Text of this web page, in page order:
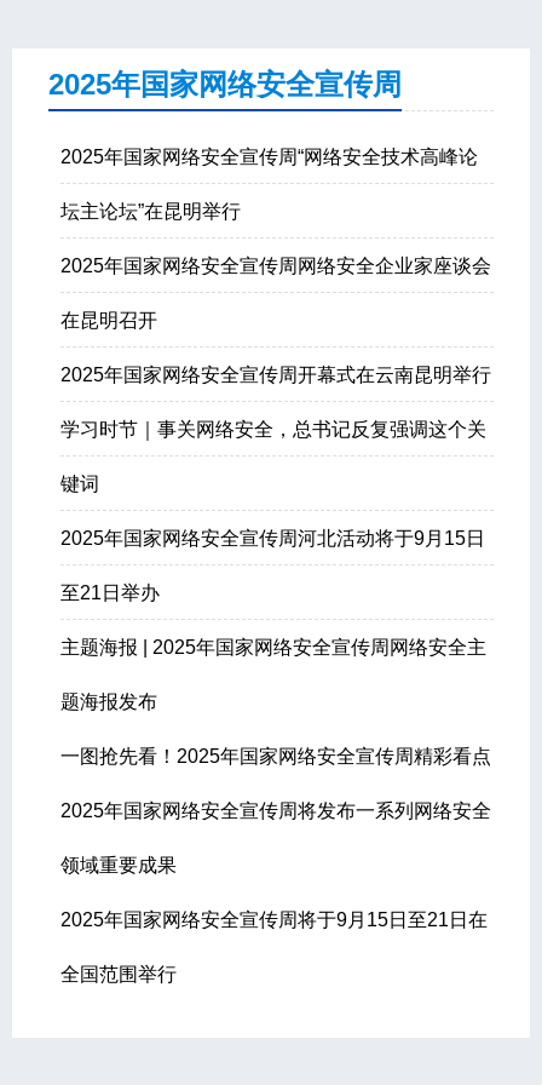
2025年国家网络安全宣传周
2025年国家网络安全宣传周“网络安全技术高峰论
坛主论坛”在昆明举行
2025年国家网络安全宣传周网络安全企业家座谈会
在昆明召开
2025年国家网络安全宣传周开幕式在云南昆明举行
学习时节｜事关网络安全，总书记反复强调这个关
键词
2025年国家网络安全宣传周河北活动将于9月15日
至21日举办
主题海报 | 2025年国家网络安全宣传周网络安全主
题海报发布
一图抢先看！2025年国家网络安全宣传周精彩看点
2025年国家网络安全宣传周将发布一系列网络安全
领域重要成果
2025年国家网络安全宣传周将于9月15日至21日在
全国范围举行